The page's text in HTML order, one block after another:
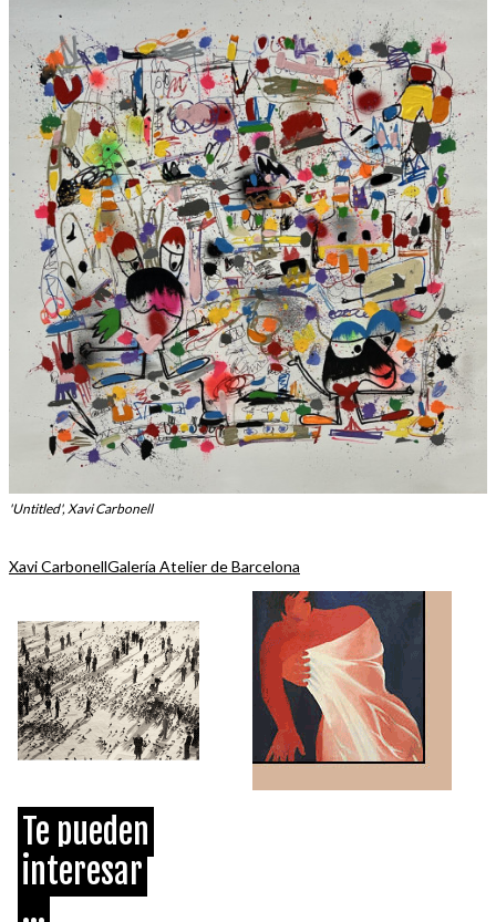
'Untitled', Xavi Carbonell
Xavi CarbonellGalería Atelier de Barcelona
Te pueden
interesar
...